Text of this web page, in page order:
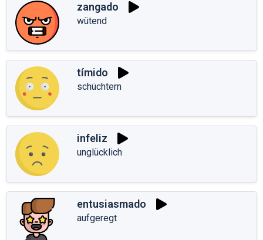
zangado
wütend
tímido
schüchtern
infeliz
unglücklich
entusiasmado
aufgeregt